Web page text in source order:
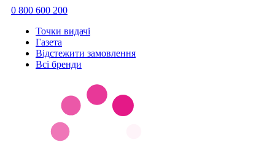
0 800 600 200
Точки видачi
Газета
Відстежити замовлення
Всі бренди